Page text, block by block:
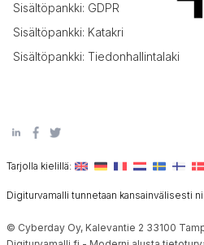
Sisältöpankki: GDPR
Sisältöpankki: Katakri
Sisältöpankki: Tiedonhallintalaki
Tarjolla kielillä:
Digiturvamalli tunnetaan kansainvälisesti
© Cyberday Oy, Kalevantie 2 33100